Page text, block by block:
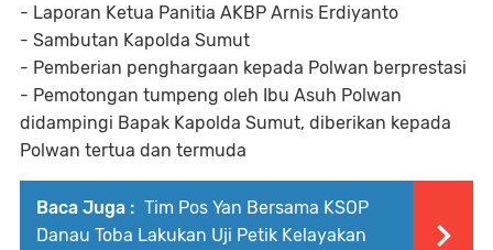
- Laporan Ketua Panitia AKBP Arnis Erdiyanto
- Sambutan Kapolda Sumut
- Pemberian penghargaan kepada Polwan berprestasi
- Pemotongan tumpeng oleh Ibu Asuh Polwan
didampingi Bapak Kapolda Sumut, diberikan kepada
Polwan tertua dan termuda
Baca Juga : Tim Pos Yan Bersama KSOP
Danau Toba Lakukan Uji Petik Kelayakan